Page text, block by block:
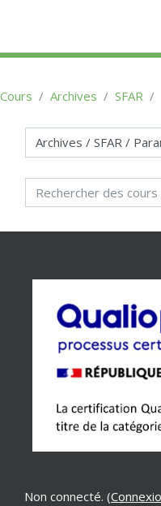
Cours Archives SFAR
Catégories de cours
Rechercher des cours
Non connecté. (